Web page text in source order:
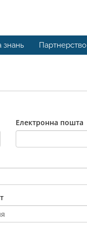
знань Партнерство
Електронна пошта